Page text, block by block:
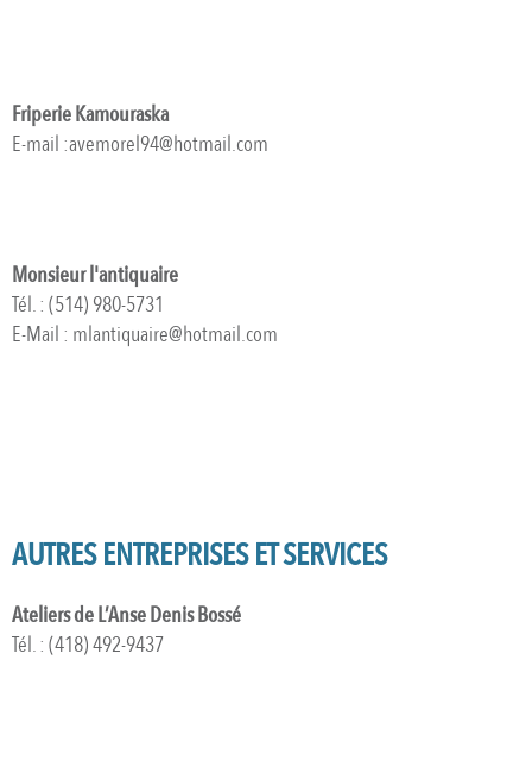
Friperie Kamouraska
E-mail :avemorel94@hotmail.com
Monsieur l'antiquaire
Tél. : (514) 980-5731
E-Mail : mlantiquaire@hotmail.com
AUTRES ENTREPRISES ET SERVICES
Ateliers de L’Anse Denis Bossé
Tél. : (418) 492-9437